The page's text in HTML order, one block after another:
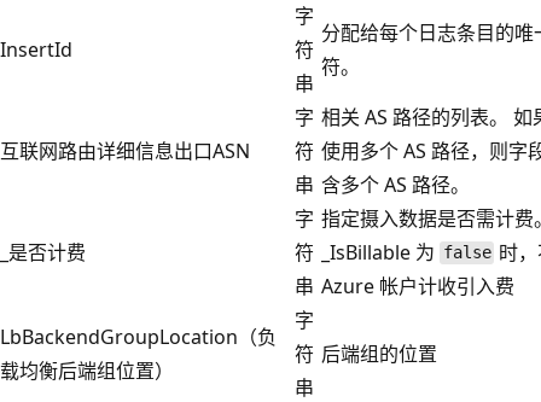
InsertId
字
符
串
分配给每个日志条目的唯
符。
互联网路由详细信息出口ASN
字
符
串
相关 AS 路径的列表。 如
使用多个 AS 路径，则字
含多个 AS 路径。
_是否计费
字
符
串
指定摄入数据是否需计费
_IsBillable 为 false 时
Azure 帐户计收引入费
LbBackendGroupLocation（负
载均衡后端组位置）
字
符
串
后端组的位置